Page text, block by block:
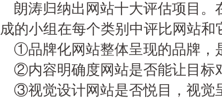
朗涛归纳出网站十大评估项目。
成的小组在每个类别中评比网站和
①品牌化网站整体呈现的品牌，
②内容明确度网站是否能让目标
③视觉设计网站是否悦目，视觉